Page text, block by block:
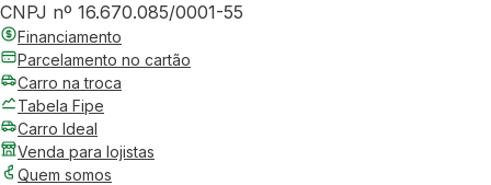
CNPJ nº 16.670.085/0001-55
Financiamento
Parcelamento no cartão
Carro na troca
Tabela Fipe
Carro Ideal
Venda para lojistas
Quem somos